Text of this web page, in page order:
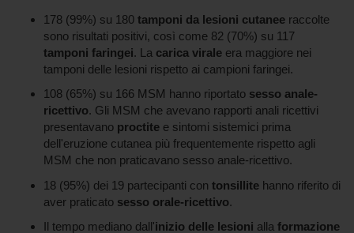
178 (99%) su 180 tamponi da lesioni cutanee raccolte
sono risultati positivi, così come 82 (70%) su 117
tamponi faringei. La carica virale era maggiore nei
tamponi delle lesioni rispetto ai campioni faringei.
108 (65%) su 166 MSM hanno riportato sesso anale-
ricettivo. Gli MSM che avevano rapporti anali ricettivi
presentavano proctite e sintomi sistemici prima
dell'eruzione cutanea più frequentemente rispetto agli
MSM che non praticavano sesso anale-ricettivo.
18 (95%) dei 19 partecipanti con tonsillite hanno riferito di
aver praticato sesso orale-ricettivo.
Il tempo mediano dall'inizio delle lesioni alla formazione